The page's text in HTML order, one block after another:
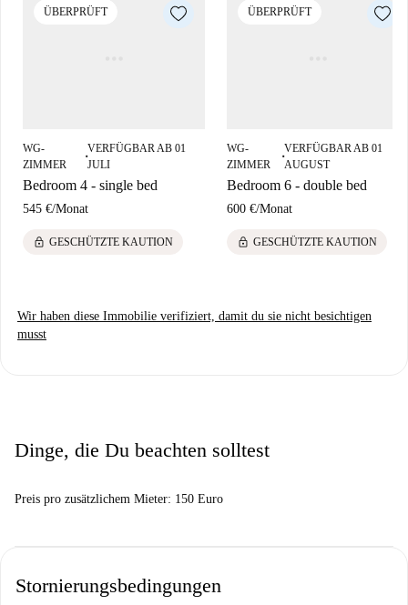
Love Cage, dem Outsider Art Museum und der Tile Street. Auch
ÜBERPRÜFT
WG-
ZIMMER
■
VERFÜGBAR AB 01
JULI
Bedroom 4 - single bed
545 €/Monat
lock GESCHÜTZTE KAUTION
ÜBERPRÜFT
WG-
ZIMMER
■
VERFÜGBAR AB 01
AUGUST
Bedroom 6 - double bed
600 €/Monat
lock GESCHÜTZTE KAUTION
Wir haben diese Immobilie verifiziert, damit du sie nicht besichtigen
musst
Dinge, die Du beachten solltest
Preis pro zusätzlichem Mieter: 150 Euro
Stornierungsbedingungen